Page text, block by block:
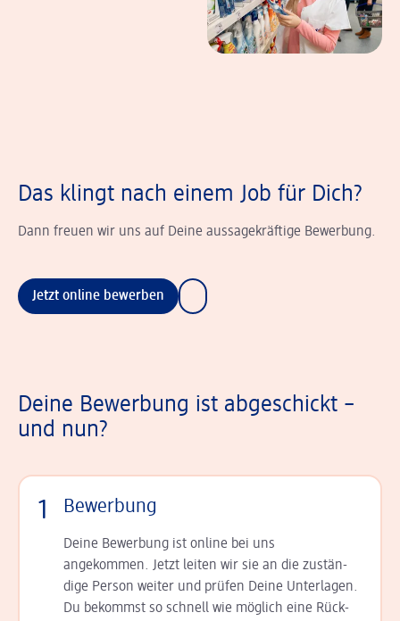
Das klingt nach einem Job für Dich?
Dann freuen wir uns auf Deine aussagekräftige Bewerbung.
Jetzt online bewerben
Deine Bewerbung ist abgeschickt –
und nun?
1 Bewerbung
Deine Bewerbung ist online bei uns
angekommen. Jetzt leiten wir sie an die zu­stän­
dige Person weiter und prüfen Deine Unterlagen.
Du bekommst so schnell wie möglich eine Rück­